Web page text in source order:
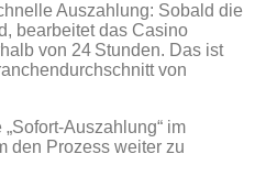
Auszahlung: Sobald die
bearbeitet das Casino
von 24 Stunden. Das ist
von
im
den Prozess weiter zu